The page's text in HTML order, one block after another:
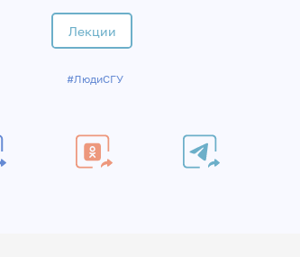
Лекции
#ЛюдиСГУ